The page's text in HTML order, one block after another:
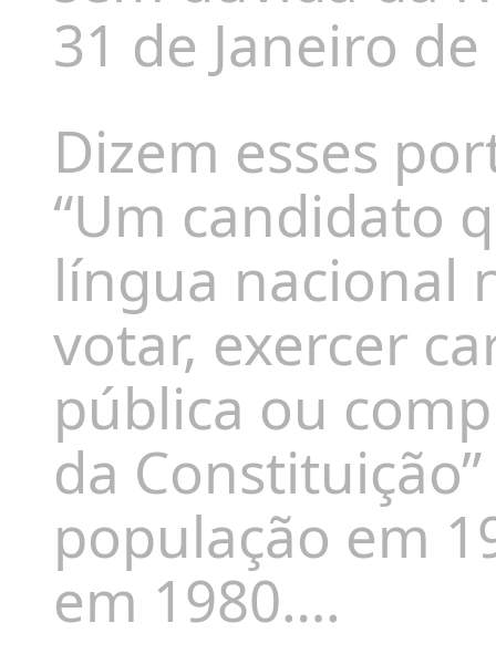
31 de Janeiro
Dizem esses
“Um candidato
língua nacional
votar, exercer
pública ou
da
população em
em 1980….